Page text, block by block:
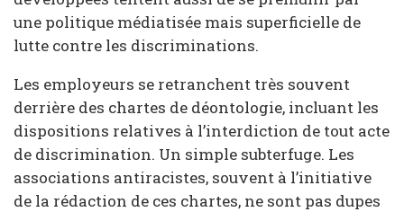
une politique médiatisée mais superficielle de
lutte contre les discriminations.
Les employeurs se retranchent très souvent
derrière des chartes de déontologie, incluant les
dispositions relatives à l’interdiction de tout acte
de discrimination. Un simple subterfuge. Les
associations antiracistes, souvent à l’initiative
de la rédaction de ces chartes, ne sont pas dupes